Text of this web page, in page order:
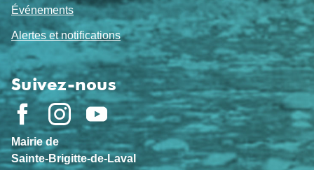
Événements
Alertes et notifications
Suivez-nous
Mairie de
Sainte-Brigitte-de-Laval